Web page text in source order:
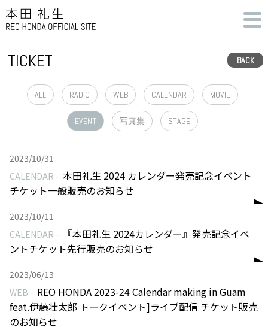
TICKET BACK
ALL RADIO WEB CALENDAR MOVIE
EVENT 写真集 STAGE
2023/10/31
CALENDAR
本田礼生 2024 カレンダー発売記念イベント
チケット一般販売のお知らせ
2023/10/11
CALENDAR
『本田礼生 2024カレンダー』発売記念イベ
ントチケット先行販売のお知らせ
2023/06/13
WEB
REO HONDA 2023-24 Calendar making in Guam
feat.伊藤壮太郎 トークイベント]ライブ配信 チケット販売
のお知らせ